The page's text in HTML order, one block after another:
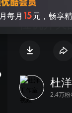
月每月 15元，畅享
入门C设
位机开关
杜
2.4万粉